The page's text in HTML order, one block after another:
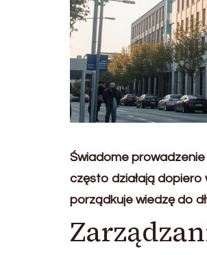
Świadome
często działają dopiero
porządkuje wiedzę do